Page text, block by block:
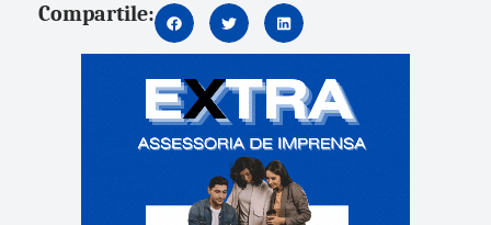
Compartile: